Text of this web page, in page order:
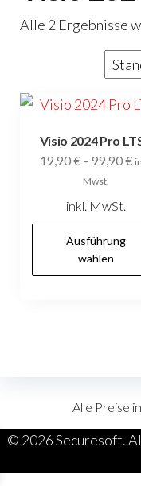
Alle 2 Ergebnisse
Visio 2024 Pro
19,90€ –99,90€
Mwst.
inkl. MwSt.
Ausführung
wählen
Alle Preise
© 2026 Securesoft.